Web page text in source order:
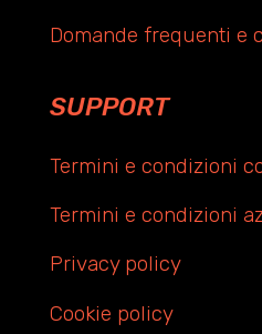
Domande frequenti e
SUPPORT
Termini e condizioni
Termini e condizioni
Privacy policy
Cookie policy